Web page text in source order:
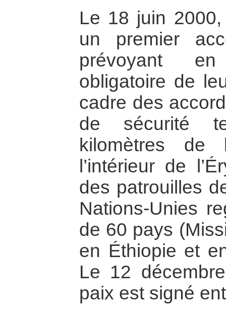
Le 18 juin
un premier
prévoyant
obligatoire de
cadre des
de sécurité
kilomètres
l’intérieur de
des patrouilles
Nations-Unies
de 60 pays
en Éthiopie et
Le 12
paix est signé